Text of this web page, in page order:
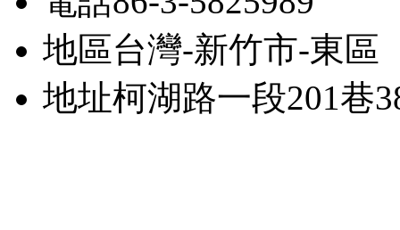
地區台灣-新竹市-東區
地址柯湖路一段201巷